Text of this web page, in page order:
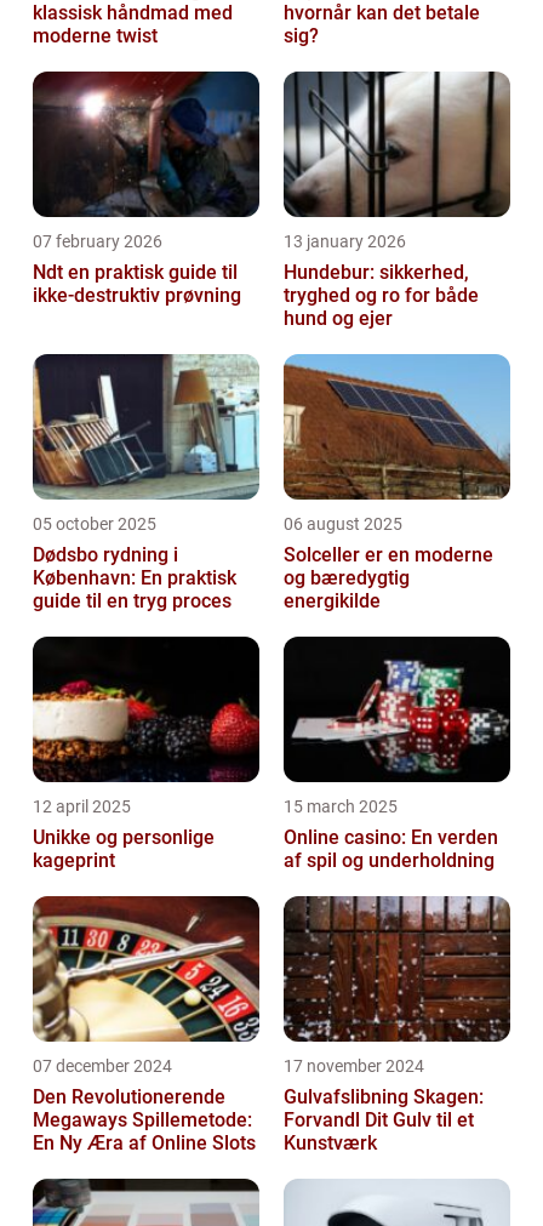
klassisk håndmad med
moderne twist
hvornår kan det betale
sig?
07 february 2026
Ndt en praktisk guide til
ikke-destruktiv prøvning
13 january 2026
Hundebur: sikkerhed,
tryghed og ro for både
hund og ejer
05 october 2025
Dødsbo rydning i
København: En praktisk
guide til en tryg proces
06 august 2025
Solceller er en moderne
og bæredygtig
energikilde
12 april 2025
Unikke og personlige
kageprint
15 march 2025
Online casino: En verden
af spil og underholdning
07 december 2024
Den Revolutionerende
Megaways Spillemetode:
En Ny Æra af Online Slots
17 november 2024
Gulvafslibning Skagen:
Forvandl Dit Gulv til et
Kunstværk